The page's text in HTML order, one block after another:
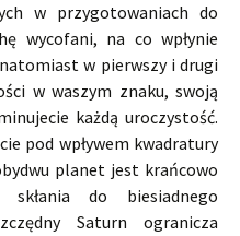
w przygotowaniach do
wycofani, na co wpłynie
w pierwszy i drugi
w waszym znaku, swoją
każdą uroczystość.
pod wpływem kwadratury
planet jest krańcowo
do biesiadnego
Saturn ogranicza